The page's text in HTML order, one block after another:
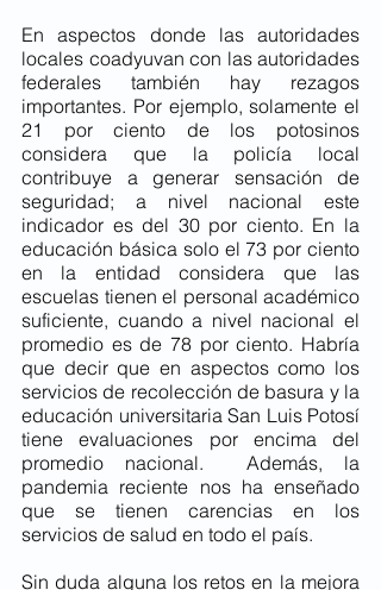
En aspectos donde las autoridades
locales coadyuvan con las autoridades
federales también hay rezagos
importantes. Por ejemplo, solamente el
21 por ciento de los potosinos
considera que la policía local
contribuye a generar sensación de
seguridad; a nivel nacional este
indicador es del 30 por ciento. En la
educación básica solo el 73 por ciento
en la entidad considera que las
escuelas tienen el personal académico
suficiente, cuando a nivel nacional el
promedio es de 78 por ciento. Habría
que decir que en aspectos como los
servicios de recolección de basura y la
educación universitaria San Luis Potosí
tiene evaluaciones por encima del
promedio nacional.  Además, la
pandemia reciente nos ha enseñado
que se tienen carencias en los
servicios de salud en todo el país.
Sin duda alguna los retos en la mejora